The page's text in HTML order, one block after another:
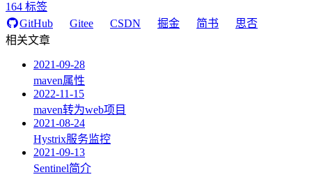
164 标签
GitHub
Gitee CSDN 掘金 简书
思否
相关文章
2021-09-28
maven属性
2022-11-15
maven转为web项目
2021-08-24
Hystrix服务监控
2021-09-13
Sentinel简介